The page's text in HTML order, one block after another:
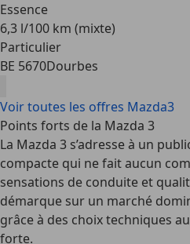
Essence
6,3 l/100 km (mixte)
Particulier
BE 5670Dourbes
Voir toutes les offres Mazda3
Points forts de la Mazda 3
La Mazda 3 s’adresse à un
compacte qui ne fait aucun
sensations de conduite et
démarque sur un marché
grâce à des choix techniques
forte.